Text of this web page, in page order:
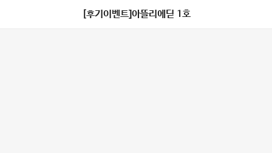
[후기이벤트]아뜰리에딛 1호